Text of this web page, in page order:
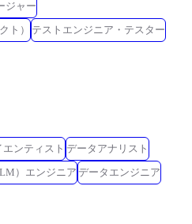
ジャー
ト）
テストエンジニア・テスター
ンティスト データアナリスト
）エンジニア データエンジニア